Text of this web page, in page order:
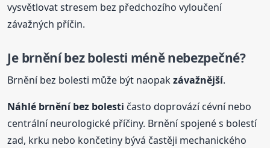
vysvětlovat stresem bez předchozího vyloučení
závažných příčin.
Je brnění bez bolesti méně nebezpečné?
Brnění bez bolesti může být naopakzávažnější.
Náhlé brnění bez bolesti často doprovází cévní nebo
centrální neurologické příčiny. Brnění spojené s bolestí
zad, krku nebo končetiny bývá častěji mechanického